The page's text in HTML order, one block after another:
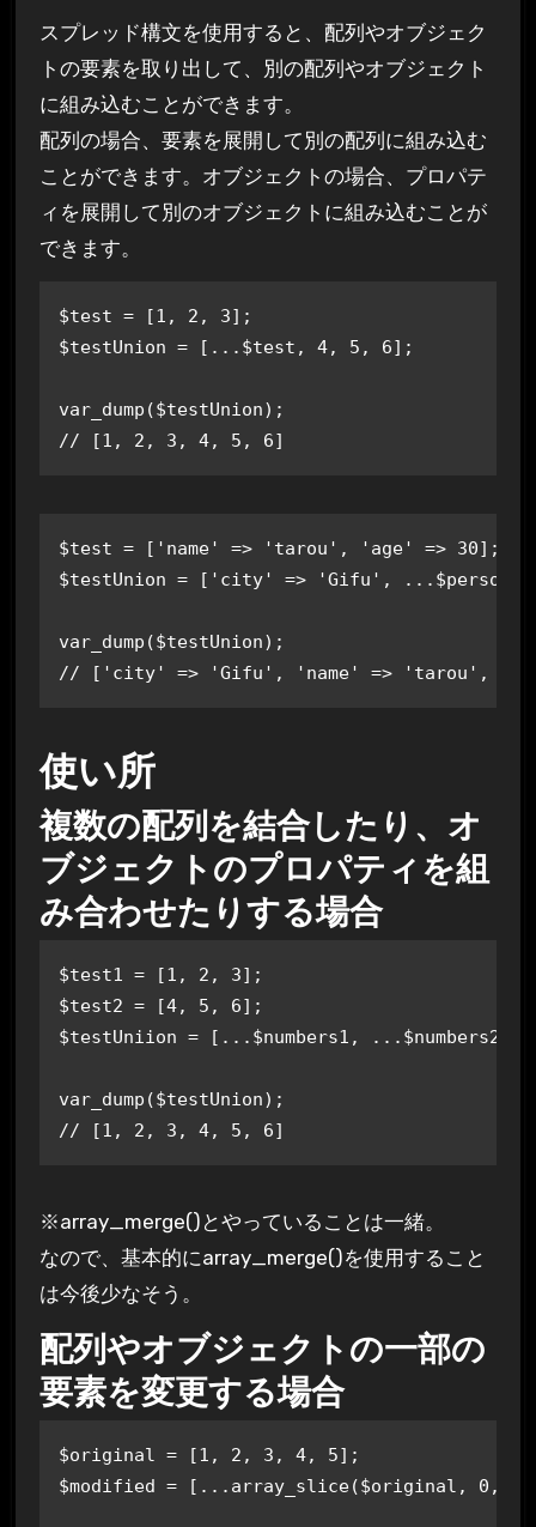
スプレッド構文を使用すると、配列やオブジェク
トの要素を取り出して、別の配列やオブジェクト
に組み込むことができます。
配列の場合、要素を展開して別の配列に組み込む
ことができます。オブジェクトの場合、プロパテ
ィを展開して別のオブジェクトに組み込むことが
できます。
$test = [1, 2, 3];
$testUnion = [...$test, 4, 5, 6];
var_dump($testUnion);
// [1, 2, 3, 4, 5, 6]
$test = ['name' => 'tarou', 'age' => 30];
$testUnion = ['city' => 'Gifu',
var_dump($testUnion);
使い所
複数の配列を結合したり、オ
ブジェクトのプロパティを組
み合わせたりする場合
$test1 = [1, 2, 3];
$test2 = [4, 5, 6];
$testUniion = [...$numbers1, ...$numbers2];
var_dump($testUnion);
// [1, 2, 3, 4, 5, 6]
※array_merge()とやっていることは一緒。
なので、基本的にarray_merge()を使用すること
は今後少なそう。
配列やオブジェクトの一部の
要素を変更する場合
$original = [1, 2, 3, 4, 5];
$modified = [...array_slice($original, 0,